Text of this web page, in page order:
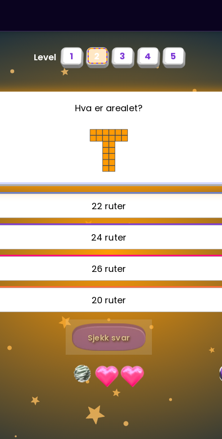
Bestill privatundervisning
Inviter en venn
Level 1 2 3 4
5
Hva er arealet?
22 ruter
24 ruter
26 ruter
20 ruter
Sjekk svar